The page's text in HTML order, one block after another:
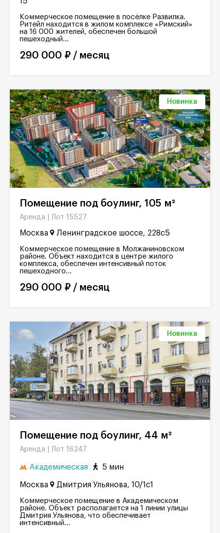
Коммерческое помещение в посёлке Развилка.
Ритейл находится в жилом комплексе «Римский»
на 16 000 жителей, обеспечен большой
пешеходный...
290 000 ₽ / месяц
Новинка
Помещение под боулинг, 105 м²
Аренда | Лот 15527
Москва Ленинградское шоссе, 228с5
Коммерческое помещение в Молжаниновском
районе. Объект находится в центре жилого
комплекса, обеспечен интенсивный поток
пешеходного...
290 000 ₽ / месяц
Новинка
Помещение под боулинг, 44 м²
Аренда | Лот 16247
Академическая 5 мин
Москва Дмитрия Ульянова, 10/1с1
Коммерческое помещение в Академическом
районе. Объект располагается на 1 линии улицы
Дмитрия Ульянова, что обеспечивает
интенсивный...